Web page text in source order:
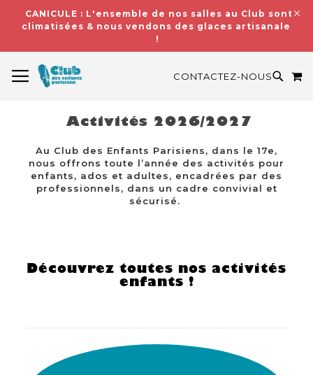
CANICULE : L'ensemble de nos salles au Club sont
climatisées & nous vendons des glaces artisanales
!
CONTACTEZ-NOUS
Activités 2026/2027
Au Club des Enfants Parisiens, dans le 17e,
nous offrons toute l’année des activités pour
enfants, ados et adultes, encadrées par des
professionnels, dans un cadre convivial et
sécurisé.
Découvrez toutes nos activités
enfants !